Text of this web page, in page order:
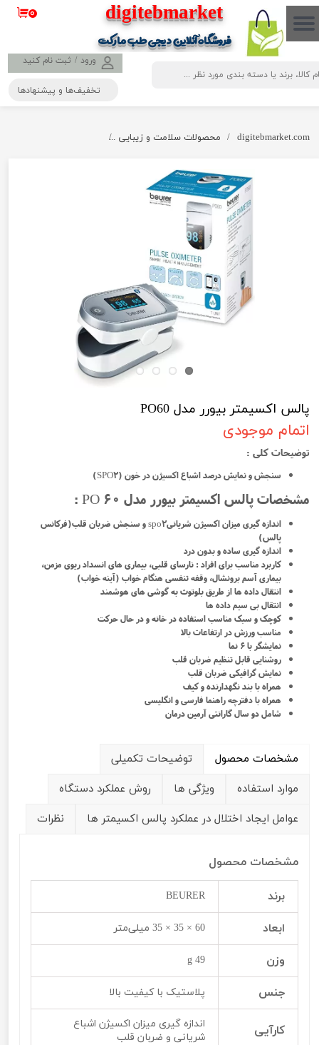
​​​​​​​​digitebmarket
فروشگاه آنلاین دیجی طب مارکت
ورود / ثبت نام کنید
حساب کاربری من
تغییر گذر واژه
۰
تخفیف‌ها و پیشنهادها
digitebmarket.com محصولات سلامت و زیبایی
پالس اکسیمتر بیورر مدل PO60
اتمام موجودی
توضیحات کلی :
سنجش و نمایش درصد اشباع اکسیژن در خون (SPO2)
مشخصات پالس اکسیمتر بیورر مدل PO 60 :
اندازه گیری میزان اکسیژن شریانیspo2 و سنجش ضربان قلب(فرکانس
پالس)
اندازه گیری ساده و بدون درد
کاربرد مناسب برای افراد : نارسای قلبی، بیماری های انسداد ریوی مزمن،
بیماری آسم برونشال، وقفه تنفسی هنگام خواب (آینه خواب)
انتقال داده ها از طریق بلوتوث به گوشی های هوشمند
انتقال بی سیم داده ها
کوچک و سبک مناسب استفاده در خانه و در حال حرکت
مناسب ورزش در ارتفاعات بالا
نمایشگر با ۶ نما
روشنایی قابل تنظیم ضربان قلب
نمایش گرافیکی ضربان قلب
همراه با بند نگهدارنده و کیف
همراه با دفترچه راهنما فارسی و انگلیسی
شامل دو سال گارانتی آرمین درمان
مشخصات محصول
توضیحات تکمیلی
موارد استفاده
ویژگی ها
روش عملکرد دستگاه
عوامل ایجاد اختلال در عملکرد پالس اکسیمتر ها
نظرات
مشخصات محصول
برند BEURER
ابعاد 60 × 35 × 35 میلی‌متر
وزن 49 g
جنس پلاستیک با کیفیت بالا
کارآیی
اندازه گیری میزان اکسیژن اشباع
شریانی و ضربان قلب